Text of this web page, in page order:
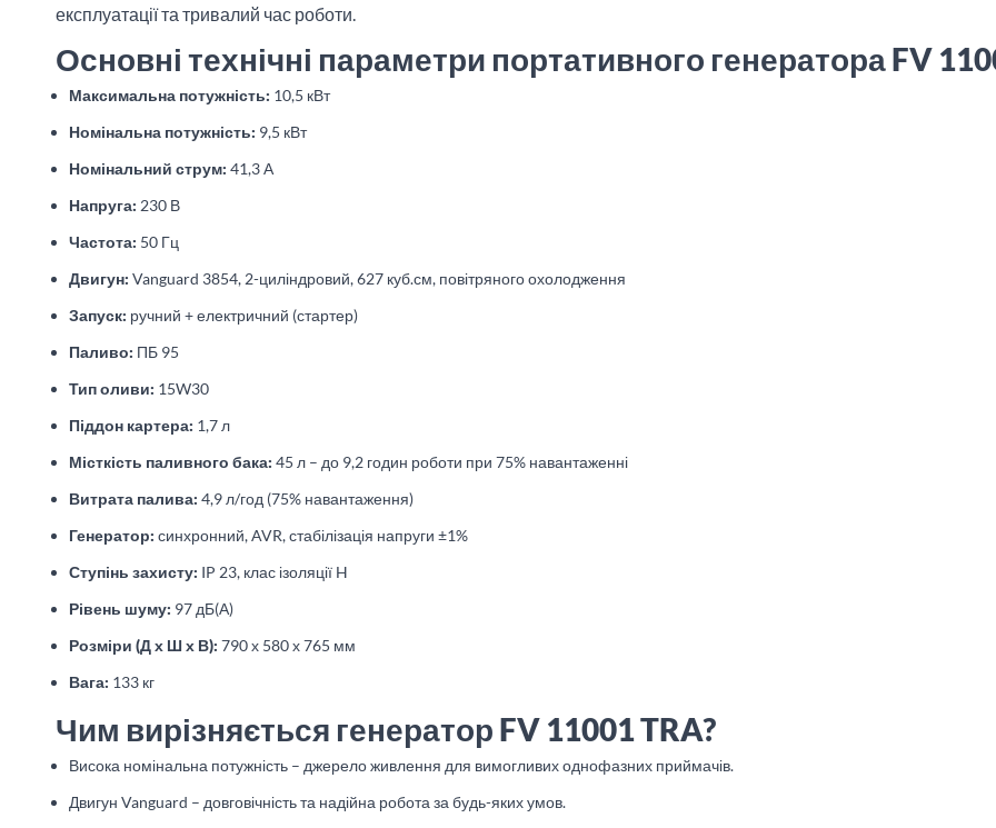
експлуатації та тривалий час роботи.
Основні технічні параметри портативного генератора FV
Максимальна потужність: 10,5 кВт
Номінальна потужність: 9,5 кВт
Номінальний струм: 41,3 А
Напруга: 230 В
Частота: 50 Гц
Двигун: Vanguard 3854, 2-циліндровий, 627 куб.см, повітряного охолодження
Запуск: ручний + електричний (стартер)
Паливо: ПБ 95
Тип оливи: 15W30
Піддон картера: 1,7 л
Місткість паливного бака: 45 л – до 9,2 годин роботи при 75% навантаженні
Витрата палива: 4,9 л/год (75% навантаження)
Генератор: синхронний, AVR, стабілізація напруги ±1%
Ступінь захисту: IP 23, клас ізоляції H
Рівень шуму: 97 дБ(А)
Розміри (Д х Ш х В): 790 х 580 х 765 мм
Вага: 133 кг
Чим вирізняється генератор FV 11001 TRA?
Висока номінальна потужність – джерело живлення для вимогливих однофазних приймачів.
Двигун Vanguard – довговічність та надійна робота за будь-яких умов.